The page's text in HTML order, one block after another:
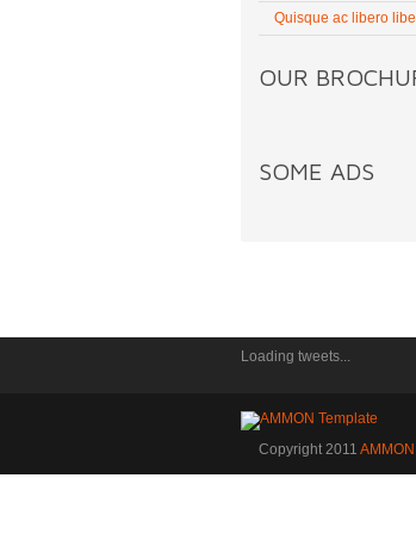
Quisque ac libero
OUR
SOME ADS
Loading tweets...
Copyright 2011